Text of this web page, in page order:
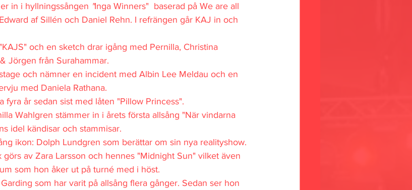
in i hyllningssången "Inga Winners" baserad på We are all
af Sillén och Daniel Rehn. I refrängen går KAJ in och
och en sketch drar igång med Pernilla, Christina
Jörgen från Surahammar.
och nämner en incident med Albin Lee Meldau och en
med Daniela Rathana.
fyra år sedan sist med låten "Pillow Princess".
Wahlgren stämmer in i årets första allsång "När vindarna
idel kändisar och stammisar.
ikon: Dolph Lundgren som berättar om sin nya realityshow.
görs av Zara Larsson och hennes "Midnight Sun" vilket även
som hon åker ut på turné med i höst.
som har varit på allsång flera gånger. Sedan ser hon